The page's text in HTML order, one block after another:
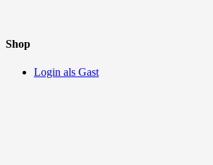
Shop
Login als Gast